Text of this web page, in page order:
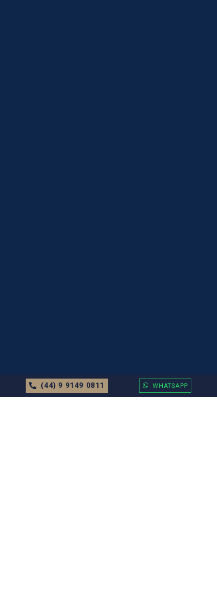
(44) 9 9149 0811 WHATSAPP